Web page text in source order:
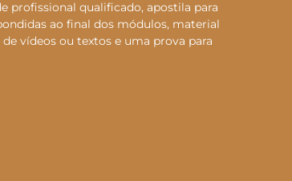
profissional qualificado, apostila para
ao final dos módulos, material
vídeos ou textos e uma prova para